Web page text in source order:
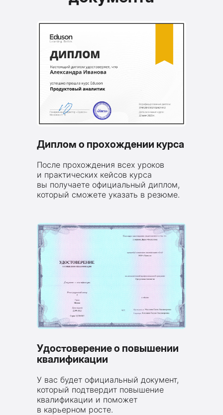
Диплом о прохождении курса
У вас будет официальный документ,
который подтвердит повышение
квалификации и поможет
в карьерном росте.
Удостоверение о повышении
квалификации
После прохождения всех уроков
и практических кейсов курса
вы получаете официальный диплом,
который сможете указать в резюме.